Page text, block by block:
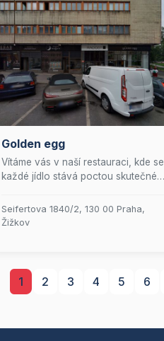
Golden egg
Vítáme vás v naší restauraci, kde se
každé jídlo stává poctou skutečné
spočívá v jednoduchosti, která je
ztělesněna v harmonickém
každý pokrm je pečlivě připraven
tak, aby zdůraznil jejich jedinečnou
vás přenese do světa kulinářského
Seifertova 1840/2, 130 00 Praha,
Žižkov
1 2 3 4 5 6